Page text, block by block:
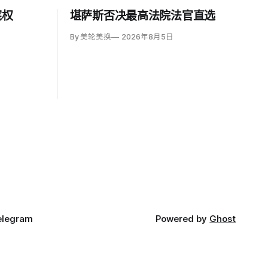
堪萨斯否决最高法院法官直选
By 美轮美换 2026年8月5日
Powered by Ghost